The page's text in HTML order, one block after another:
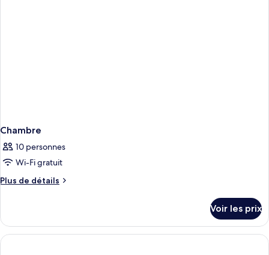
Chambre
10 personnes
Wi-Fi gratuit
Plus de détails
Plus
le
type
de
Voir les prix